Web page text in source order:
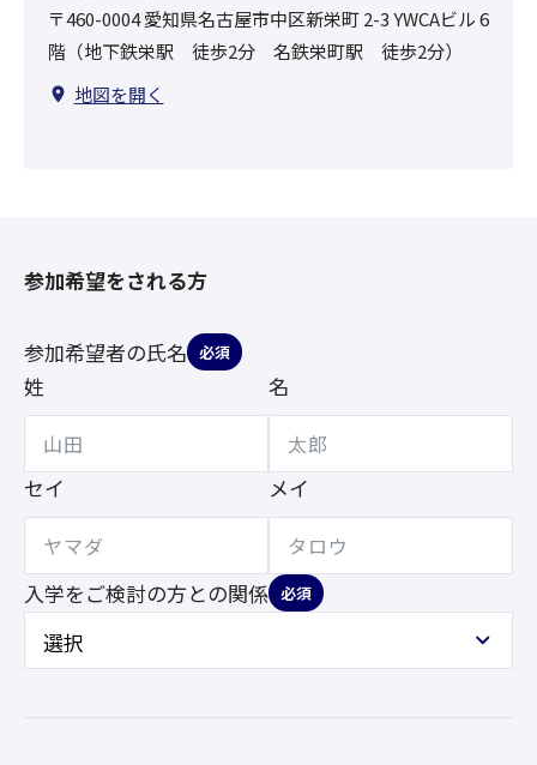
〒460-0004 愛知県名古屋市中区新栄町 2-3 YWCAビル 6
階（地下鉄栄駅 徒歩2分 名鉄栄町駅 徒歩2分）
地図を開く
参加希望をされる方
参加希望者の氏名 必須
姓 名
セイ メイ
入学をご検討の方との関係 必須